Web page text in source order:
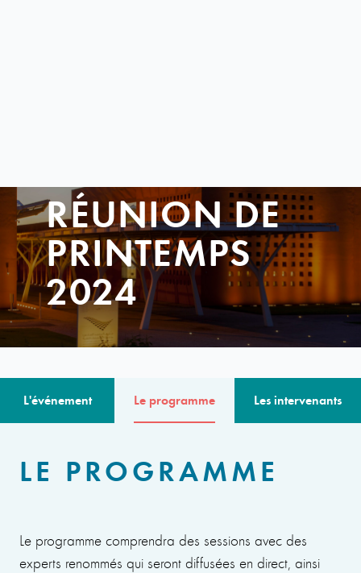
RÉUNION DE
PRINTEMPS
2024
L'événement Le programme Les intervenants
LE PROGRAMME
Le programme comprendra des sessions avec des
experts renommés qui seront diffusées en direct, ainsi